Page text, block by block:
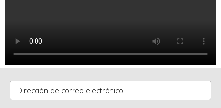
Dirección de correo electrónico